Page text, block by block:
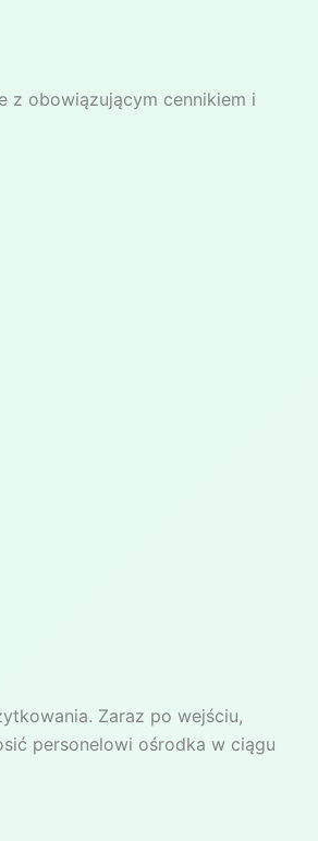
z obowiązującym cennikiem i
Zaraz po wejściu,
personelowi ośrodka w ciągu